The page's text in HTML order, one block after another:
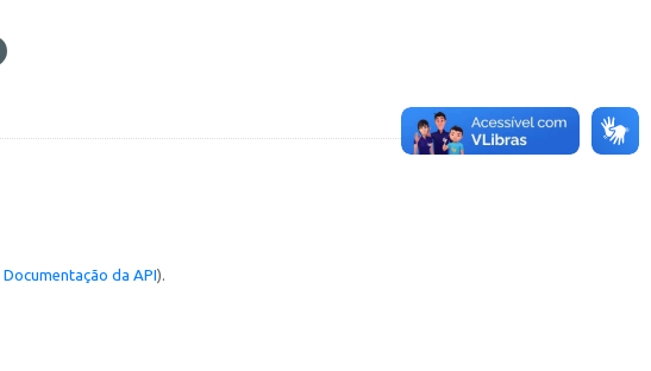
Documentação da API).